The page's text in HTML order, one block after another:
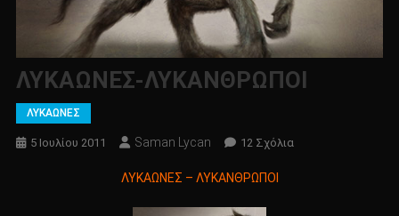
ΛΥΚΑΩΝΕΣ-ΛΥΚΑΝΘΡΩΠΟΙ
ΛΥΚΑΩΝΕΣ
5 Ιουλίου 2011 Saman Lycan 12 ΣχόλιαΣτο
ΛΥΚΑΩΝΕΣ – ΛΥΚΑΝΘΡΩΠΟΙ